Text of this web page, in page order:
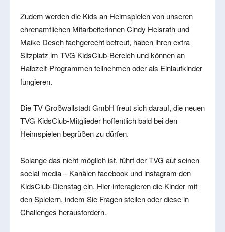
Zudem werden die Kids an Heimspielen von unseren
ehrenamtlichen Mitarbeiterinnen Cindy Heisrath und
Maike Desch fachgerecht betreut, haben ihren extra
Sitzplatz im TVG KidsClub-Bereich und können an
Halbzeit-Programmen teilnehmen oder als Einlaufkinder
fungieren.
Die TV Großwallstadt GmbH freut sich darauf, die neuen
TVG KidsClub-Mitglieder hoffentlich bald bei den
Heimspielen begrüßen zu dürfen.
Solange das nicht möglich ist, führt der TVG auf seinen
social media – Kanälen facebook und instagram den
KidsClub-Dienstag ein. Hier interagieren die Kinder mit
den Spielern, indem Sie Fragen stellen oder diese in
Challenges herausfordern.